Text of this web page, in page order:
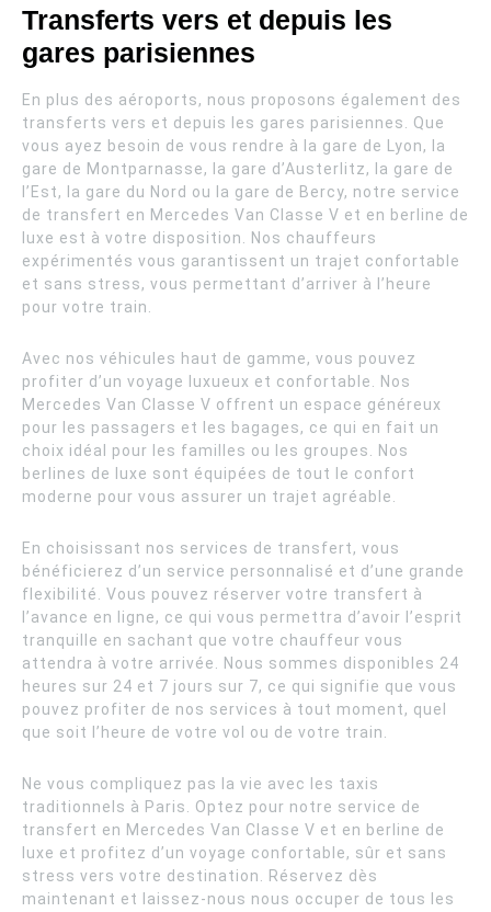
Transferts vers et depuis les
gares parisiennes
En plus des aéroports, nous proposons également des
transferts vers et depuis les gares parisiennes. Que
vous ayez besoin de vous rendre à la gare de Lyon, la
gare de Montparnasse, la gare d’Austerlitz, la gare de
l’Est, la gare du Nord ou la gare de Bercy, notre service
de transfert en Mercedes Van Classe V et en berline de
luxe est à votre disposition. Nos chauffeurs
expérimentés vous garantissent un trajet confortable
et sans stress, vous permettant d’arriver à l’heure
pour votre train.
Avec nos véhicules haut de gamme, vous pouvez
profiter d’un voyage luxueux et confortable. Nos
Mercedes Van Classe V offrent un espace généreux
pour les passagers et les bagages, ce qui en fait un
choix idéal pour les familles ou les groupes. Nos
berlines de luxe sont équipées de tout le confort
moderne pour vous assurer un trajet agréable.
En choisissant nos services de transfert, vous
bénéficierez d’un service personnalisé et d’une grande
flexibilité. Vous pouvez réserver votre transfert à
l’avance en ligne, ce qui vous permettra d’avoir l’esprit
tranquille en sachant que votre chauffeur vous
attendra à votre arrivée. Nous sommes disponibles 24
heures sur 24 et 7 jours sur 7, ce qui signifie que vous
pouvez profiter de nos services à tout moment, quel
que soit l’heure de votre vol ou de votre train.
Ne vous compliquez pas la vie avec les taxis
traditionnels à Paris. Optez pour notre service de
transfert en Mercedes Van Classe V et en berline de
luxe et profitez d’un voyage confortable, sûr et sans
stress vers votre destination. Réservez dès
maintenant et laissez-nous nous occuper de tous les